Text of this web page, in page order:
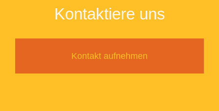
Kontaktiere uns
Kontakt aufnehmen